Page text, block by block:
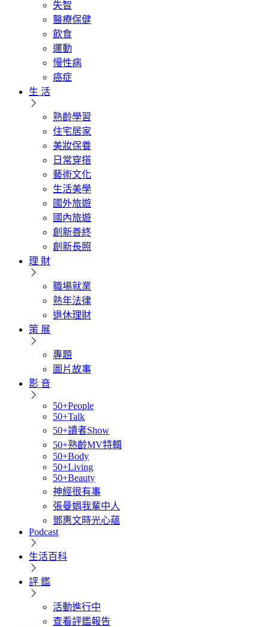
失智
醫療保健
飲食
運動
慢性病
癌症
生 活
熟齡學習
住宅居家
美妝保養
日常穿搭
藝術文化
生活美學
國外旅遊
國內旅遊
創新善終
創新長照
理 財
職場就業
熟年法律
退休理財
策 展
專題
圖片故事
影 音
50+People
50+Talk
50+讀者Show
50+熟齡MV特輯
50+Body
50+Living
50+Beauty
神經很有事
張曼娟我輩中人
鄧惠文時光心蘊
Podcast
生活百科
評 鑑
活動進行中
查看評鑑報告